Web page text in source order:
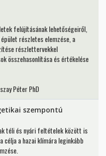
felújításának lehetőségeiről,
részletes elemzése, a
részlettervekkel
összehasonlítása és értékelése
Péter PhD
szempontú
téli és nyári feltételek között is
célja a hazai klímára leginkább